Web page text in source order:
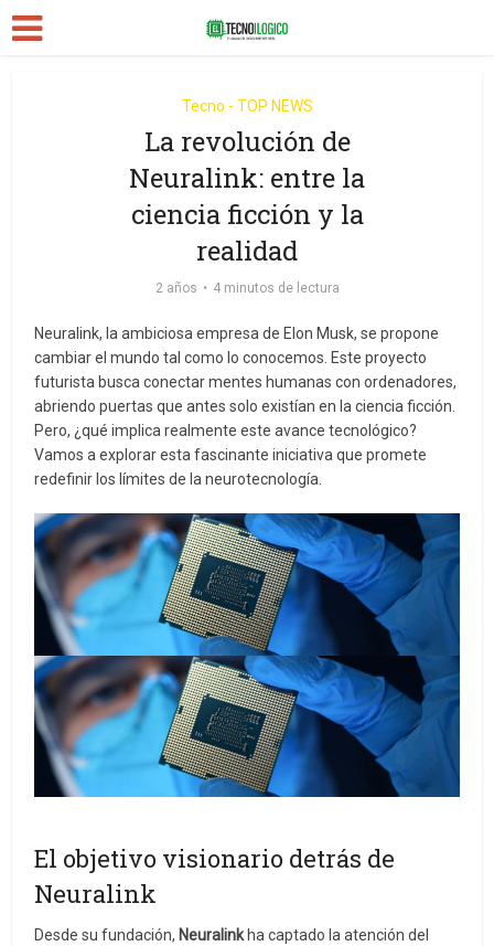
Tecno - TOP NEWS
La revolución de
Neuralink: entre la
ciencia ficción y la
realidad
2 años 4 minutos de lectura
Neuralink, la ambiciosa empresa de Elon Musk, se propone
cambiar el mundo tal como lo conocemos. Este proyecto
futurista busca conectar mentes humanas con ordenadores,
abriendo puertas que antes solo existían en la ciencia ficción.
Pero, ¿qué implica realmente este avance tecnológico?
Vamos a explorar esta fascinante iniciativa que promete
redefinir los límites de la neurotecnología.
El objetivo visionario detrás de
Neuralink
Desde su fundación, Neuralink ha captado la atención del